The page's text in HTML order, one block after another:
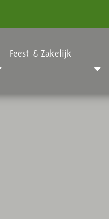
Feest-& Zakelijk